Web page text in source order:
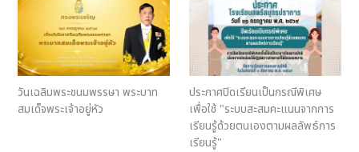
วันเฉลิมพระชนมพรรษา พระบาท
สมเด็จพระเจ้าอยู่หัว
ประกาศปิดเรียนเป็นกรณีพิเศษ
เพื่อใช้ "ระบบสะสมคะแนนจากการ
เรียนรู้ด้วยตนเองตามผลลัพธ์การ
เรียนรู้"